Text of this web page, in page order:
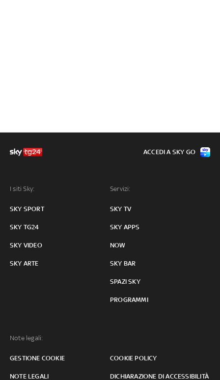
I siti Sky:
SKY SPORT
SKY TG24
SKY VIDEO
SKY ARTE
Servizi:
SKY TV
SKY APPS
NOW
SKY BAR
SPAZI SKY
PROGRAMMI
Note legali:
GESTIONE COOKIE COOKIE POLICY
NOTE LEGALI DICHIARAZIONE DI ACCESSIBILITÀ
ACCEDI A SKY GO